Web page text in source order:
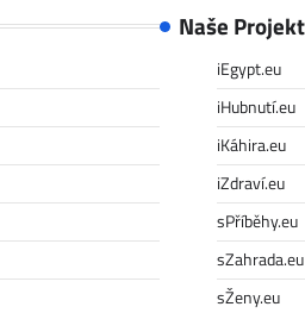
Naše
iEgypt.eu
iHubnutí.eu
iKáhira.eu
iZdraví.eu
sPříběhy.eu
sZahrada.eu
sŽeny.eu